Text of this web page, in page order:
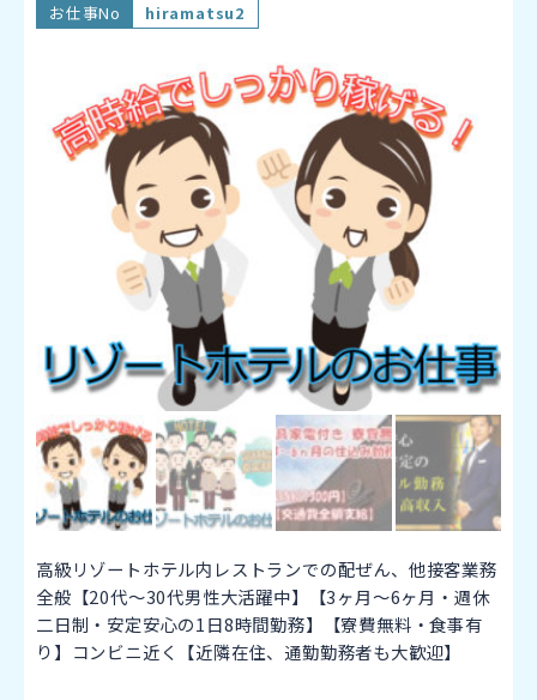
お仕事No
hiramatsu2
高級リゾートホテル内レストランでの配ぜん、他接客業務
全般【20代～30代男性大活躍中】【3ヶ月～6ヶ月・週休
二日制・安定安心の1日8時間勤務】【寮費無料・食事有
り】コンビニ近く【近隣在住、通勤勤務者も大歓迎】